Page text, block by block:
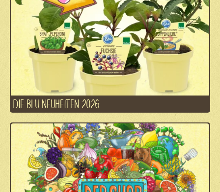
DIE BLU NEUHEITEN 2026